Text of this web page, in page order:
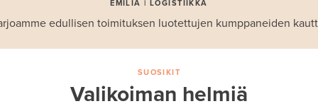
EMILIA | LOGISTIIKKA
edullisen toimituksen luotettujen kumppaneiden
SUOSIKIT
Valikoiman helmiä